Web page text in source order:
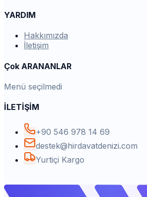
YARDIM
Hakkımızda
İletişim
Çok ARANANLAR
Menü seçilmedi
İLETİŞİM
+90 546 978 14 69
destek@hirdavatdenizi.com
Yurtiçi Kargo